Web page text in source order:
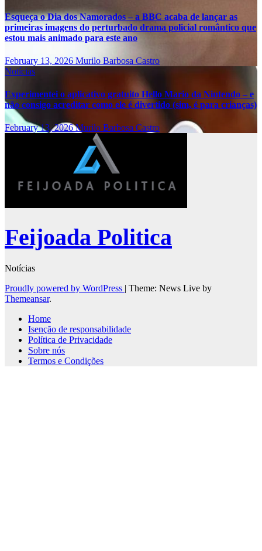
Esqueça o Dia dos Namorados – a BBC acaba de lançar as
primeiras imagens do perturbado drama policial romântico que
estou mais animado para este ano
February 13, 2026 Murilo Barbosa Castro
Notícias
Experimentei o aplicativo gratuito Hello Mario da Nintendo – e
não consigo acreditar como ele é divertido (sim, é para crianças)
February 13, 2026Murilo Barbosa Castro
Feijoada Politica
Notícias
Proudly powered by WordPress | Theme: News Live by
Themeansar.
Home
Isenção de responsabilidade
Política de Privacidade
Sobre nós
Termos e Condições